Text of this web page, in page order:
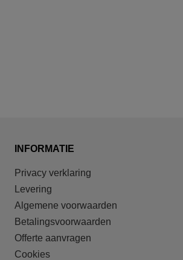
INFORMATIE
Privacy verklaring
Levering
Algemene voorwaarden
Betalingsvoorwaarden
Offerte aanvragen
Cookies